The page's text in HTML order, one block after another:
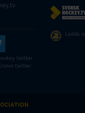
twitter
twitter
Ladda